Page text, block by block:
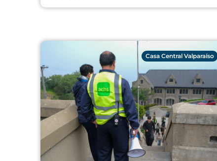
Casa Central Valparaíso